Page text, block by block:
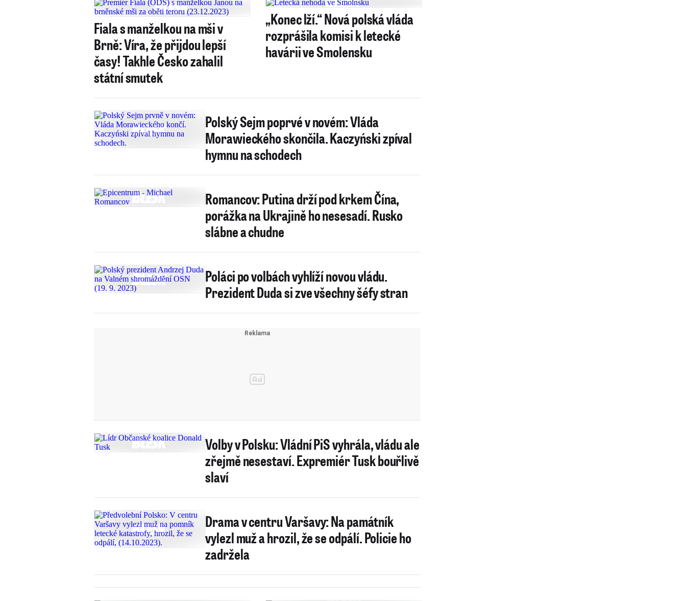
Fiala s manželkou na mši v
Brně: Víra, že přijdou lepší
časy! Takhle Česko zahalil
státní smutek
„Konec lží.“ Nová polská vláda
rozprášila komisi k letecké
havárii ve Smolensku
Polský Sejm poprvé v novém: Vláda
Morawieckého skončila. Kaczyński zpíval
hymnu na schodech
Romancov: Putina drží pod krkem Čína,
porážka na Ukrajině ho nesesadí. Rusko
slábne a chudne
Poláci po volbách vyhlíží novou vládu.
Prezident Duda si zve všechny šéfy stran
Volby v Polsku: Vládní PiS vyhrála, vládu ale
zřejmě nesestaví. Expremiér Tusk bouřlivě
slaví
Drama v centru Varšavy: Na památník
vylezl muž a hrozil, že se odpálí. Policie ho
zadržela